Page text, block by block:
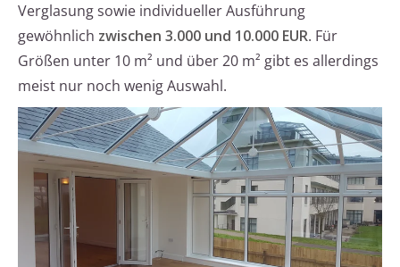
Verglasung sowie individueller Ausführung
gewöhnlich zwischen 3.000 und 10.000 EUR. Für
Größen unter 10 m² und über 20 m² gibt es allerdings
meist nur noch wenig Auswahl.